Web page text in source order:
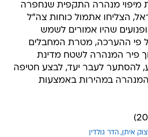
מיפוי מנהרה התקפית שנחפרה
הצליחו אתמול כוחות צה"ל
שהיו אמורים לשמש
פי ההערכה, מטרת המחבלים
פיר המנהרה לשטח מדינת
להסתער לעבר יעד, לבצע חטיפה
המנהרה במהירות באמצעות
איתן הדר גולדין